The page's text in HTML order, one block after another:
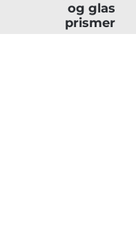
og glas
prismer